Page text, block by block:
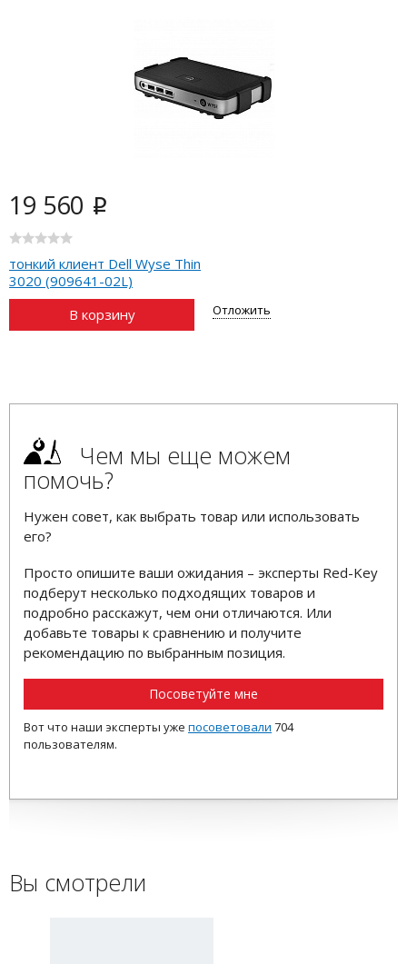
19 560 i
тонкий клиент Dell Wyse Thin
3020 (909641-02L)
В корзину
Отложить
Чем мы еще можем
помочь?
Нужен совет, как выбрать товар или использовать
его?
Просто опишите ваши ожидания – эксперты Red-Key
подберут несколько подходящих товаров и
подробно расскажут, чем они отличаются. Или
добавьте товары к сравнению и получите
рекомендацию по выбранным позиция.
Посоветуйте мне
Вот что наши эксперты уже посоветовали 704
пользователям.
Вы смотрели